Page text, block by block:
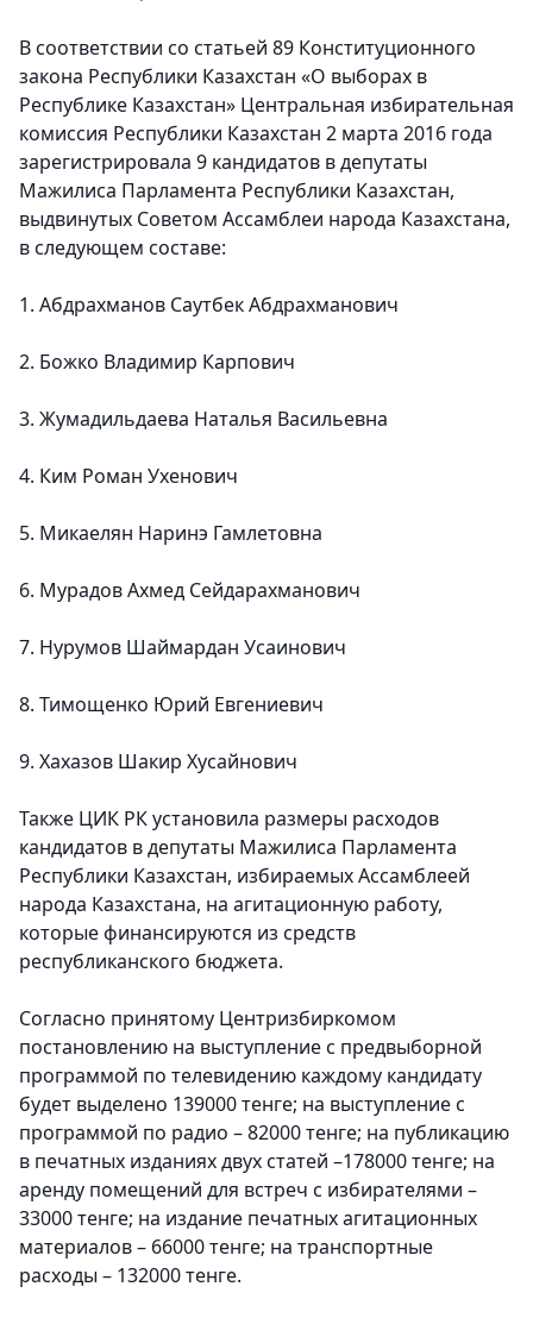
В соответствии со статьей 89 Конституционного
закона Республики Казахстан «О выборах в
Республике Казахстан» Центральная избирательная
комиссия Республики Казахстан 2 марта 2016 года
зарегистрировала 9 кандидатов в депутаты
Мажилиса Парламента Республики Казахстан,
выдвинутых Советом Ассамблеи народа Казахстана,
в следующем составе:
1. Абдрахманов Саутбек Абдрахманович
2. Божко Владимир Карпович
3. Жумадильдаева Наталья Васильевна
4. Ким Роман Ухенович
5. Микаелян Наринэ Гамлетовна
6. Мурадов Ахмед Сейдарахманович
7. Нурумов Шаймардан Усаинович
8. Тимощенко Юрий Евгениевич
9. Хахазов Шакир Хусайнович
Также ЦИК РК установила размеры расходов
кандидатов в депутаты Мажилиса Парламента
Республики Казахстан, избираемых Ассамблеей
народа Казахстана, на агитационную работу,
которые финансируются из средств
республиканского бюджета.
Согласно принятому Центризбиркомом
постановлению на выступление с предвыборной
программой по телевидению каждому кандидату
будет выделено 139000 тенге; на выступление с
программой по радио – 82000 тенге; на публикацию
в печатных изданиях двух статей –178000 тенге; на
аренду помещений для встреч с избирателями –
33000 тенге; на издание печатных агитационных
материалов – 66000 тенге; на транспортные
расходы – 132000 тенге.